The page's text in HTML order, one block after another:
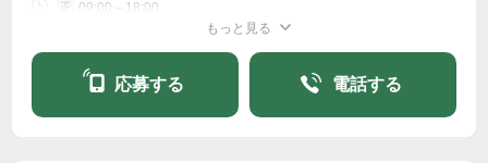
正 09:00～18:00
もっと見る
応募する 電話する